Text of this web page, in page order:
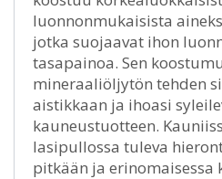
luonnonmukaisista
jotka suojaavat ihon
tasapainoa. Sen
mineraaliöljytön tehden
aistikkaan ja ihoasi
kauneustuotteen.
lasipullossa tuleva
pitkään ja erinomaisessa